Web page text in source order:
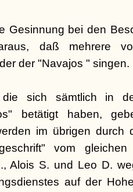
Gesinnung bei den
daß mehrere
der "Navajos " singen.
die sich sämtlich in
betätigt haben,
im übrigen durch
vom
Alois S. und Leo D.
auf der